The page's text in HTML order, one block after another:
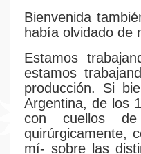
Bienvenida
había olvidado de
Estamos
estamos
producción. Si
Argentina, de los
con cuellos de
quirúrgicamente,
mí- sobre las